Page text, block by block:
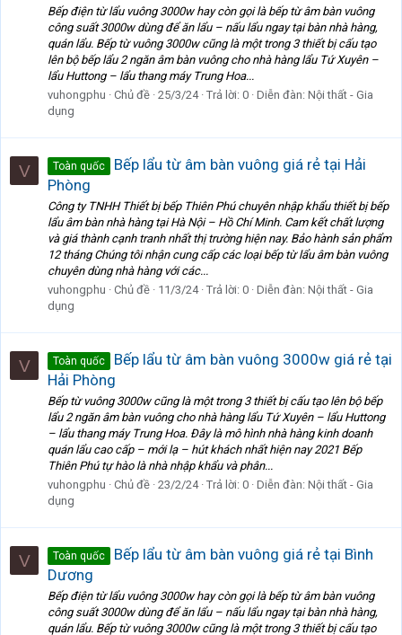
Bếp điện từ lẩu vuông 3000w hay còn gọi là bếp từ âm bàn vuông
công suất 3000w dùng để ăn lẩu – nấu lẩu ngay tại bàn nhà hàng,
quán lẩu. Bếp từ vuông 3000w cũng là một trong 3 thiết bị cấu tạo
lên bộ bếp lẩu 2 ngăn âm bàn vuông cho nhà hàng lẩu Tứ Xuyên –
lẩu Huttong – lẩu thang máy Trung Hoa...
vuhongphu
Chủ đề 25/3/24 Trả lời: 0 Diễn đàn: Nội thất - Gia
dụng
V Toàn quốc
Bếp lẩu từ âm bàn vuông giá rẻ tại Hải
Phòng
Công ty TNHH Thiết bị bếp Thiên Phú chuyên nhập khẩu thiết bị bếp
lẩu âm bàn nhà hàng tại Hà Nội – Hồ Chí Minh. Cam kết chất lượng
và giá thành cạnh tranh nhất thị trường hiện nay. Bảo hành sản phẩm
12 tháng Chúng tôi nhận cung cấp các loại bếp từ lẩu âm bàn vuông
chuyên dùng nhà hàng với các...
vuhongphu
Chủ đề 11/3/24 Trả lời: 0 Diễn đàn: Nội thất - Gia
dụng
V Toàn quốc
Bếp lẩu từ âm bàn vuông 3000w giá rẻ tại
Hải Phòng
Bếp từ vuông 3000w cũng là một trong 3 thiết bị cấu tạo lên bộ bếp
lẩu 2 ngăn âm bàn vuông cho nhà hàng lẩu Tứ Xuyên – lẩu Huttong
– lẩu thang máy Trung Hoa. Đây là mô hình nhà hàng kinh doanh
quán lẩu cao cấp – mới lạ – hút khách nhất hiện nay 2021 Bếp
Thiên Phú tự hào là nhà nhập khẩu và phân...
vuhongphu
Chủ đề 23/2/24 Trả lời: 0 Diễn đàn: Nội thất - Gia
dụng
V Toàn quốc
Bếp lẩu từ âm bàn vuông giá rẻ tại Bình
Dương
Bếp điện từ lẩu vuông 3000w hay còn gọi là bếp từ âm bàn vuông
công suất 3000w dùng để ăn lẩu – nấu lẩu ngay tại bàn nhà hàng,
quán lẩu. Bếp từ vuông 3000w cũng là một trong 3 thiết bị cấu tạo